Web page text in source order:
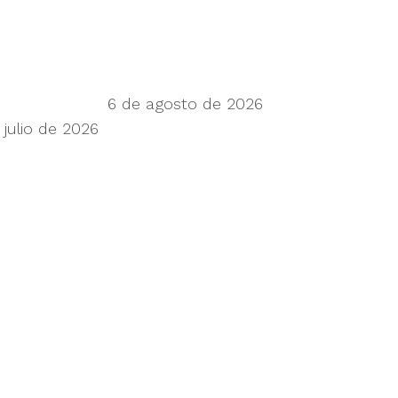
6 de agosto de 2026
julio de 2026